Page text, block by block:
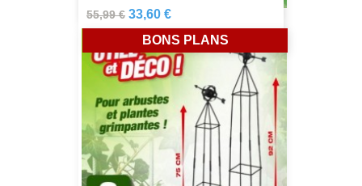
55,99 € 33,60 €
BONS PLANS